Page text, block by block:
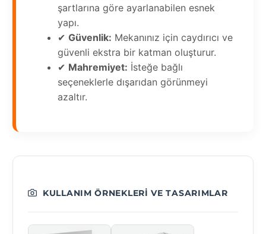
şartlarına göre ayarlanabilen esnek
yapı.
✔ Güvenlik: Mekanınız için caydırıcı ve
güvenli ekstra bir katman oluşturur.
✔ Mahremiyet: İsteğe bağlı
seçeneklerle dışarıdan görünmeyi
azaltır.
KULLANIM ÖRNEKLERI VE TASARIMLAR